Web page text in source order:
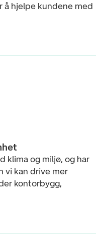
å hjelpe kundene med
klima og miljø, og har
vi kan drive mer
kontorbygg,